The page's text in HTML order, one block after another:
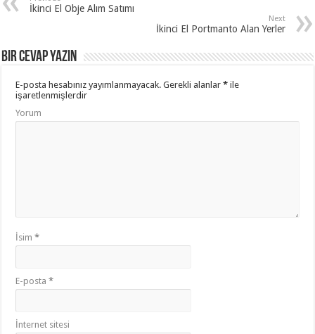
İkinci El Obje Alım Satımı
Next
İkinci El Portmanto Alan Yerler
Bir cevap yazın
E-posta hesabınız yayımlanmayacak. Gerekli alanlar* ile
işaretlenmişlerdir
Yorum
İsim*
E-posta*
İnternet sitesi